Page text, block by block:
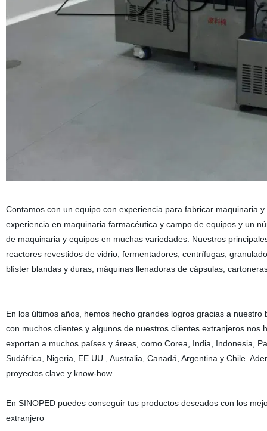
Contamos con un equipo con experiencia para fabricar maquinaria
experiencia en maquinaria farmacéutica y campo de equipos y un
de maquinaria y equipos en muchas variedades. Nuestros
reactores revestidos de vidrio, fermentadores, centrífugas,
blíster blandas y duras, máquinas llenadoras de cápsulas,
En los últimos años, hemos hecho grandes logros gracias a
con muchos clientes y algunos de nuestros clientes extranjeros
exportan a muchos países y áreas, como Corea, India, Indonesia,
Sudáfrica, Nigeria, EE.UU., Australia, Canadá, Argentina y Chile.
proyectos clave y know-how.
En SINOPED puedes conseguir tus productos deseados con los
extranjero